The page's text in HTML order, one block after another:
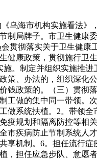
海市机构实施看法》
局牌子。市卫生健康
贯彻落实关于卫生健
康政策，贯彻施行卫
。制定并组织实施推
、办法的，组织深化
政策的。（三）贯
做的集中同一带领。
系统扶植。2。带领
规划和隔离防控等
疾病防止节制系统人
机制。6。担任流行
担任应急步队、意